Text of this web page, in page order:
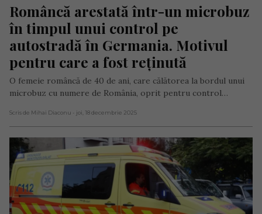
Româncă arestată într-un microbuz
în timpul unui control pe
autostradă în Germania. Motivul
pentru care a fost reținută
O femeie româncă de 40 de ani, care călătorea la bordul unui
microbuz cu numere de România, oprit pentru control…
Scris de Mihai Diaconu - joi, 18 decembrie 2025